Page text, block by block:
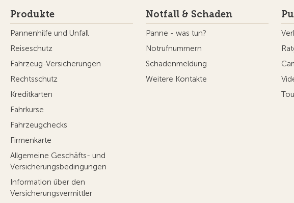
Produkte
Pannenhilfe und Unfall
Reiseschutz
Fahrzeug-Versicherungen
Rechtsschutz
Kreditkarten
Fahrkurse
Fahrzeugchecks
Firmenkarte
Allgemeine Geschäfts- und
Versicherungsbedingungen
Information über den
Versicherungsvermittler
Notfall & Schaden
Panne - was tun?
Notrufnummern
Schadenmeldung
Weitere Kontakte